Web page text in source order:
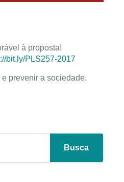
à proposta!
bit.ly/PLS257-2017
prevenir a sociedade.
Busca